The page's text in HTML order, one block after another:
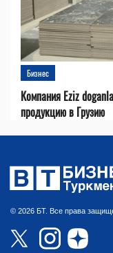
Бизнес
Компания Eziz
продукцию в Грузию
© 2026 БТ. Все права